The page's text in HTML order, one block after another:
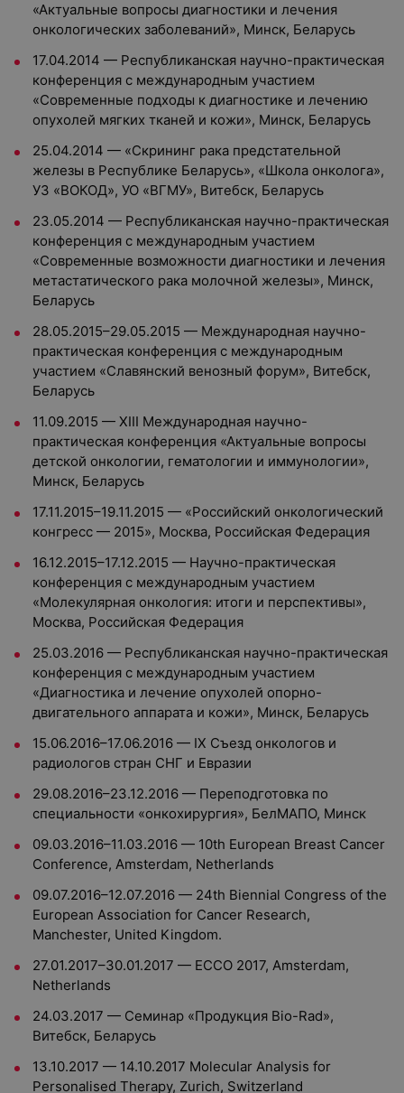
«Актуальные вопросы диагностики и лечения
онкологических заболеваний», Минск, Беларусь
17.04.2014 — Республиканская научно-практическая
конференция с международным участием
«Современные подходы к диагностике и лечению
опухолей мягких тканей и кожи», Минск, Беларусь
25.04.2014 — «Скрининг рака предстательной
железы в Республике Беларусь», «Школа онколога»,
УЗ «ВОКОД», УО «ВГМУ», Витебск, Беларусь
23.05.2014 — Республиканская научно-практическая
конференция с международным участием
«Современные возможности диагностики и лечения
метастатического рака молочной железы», Минск,
Беларусь
28.05.2015–29.05.2015 — Международная научно-
практическая конференция с международным
участием «Славянский венозный форум», Витебск,
Беларусь
11.09.2015 — XIII Международная научно-
практическая конференция «Актуальные вопросы
детской онкологии, гематологии и иммунологии»,
Минск, Беларусь
17.11.2015–19.11.2015 — «Российский онкологический
конгресс — 2015», Москва, Российская Федерация
16.12.2015–17.12.2015 — Научно-практическая
конференция с международным участием
«Молекулярная онкология: итоги и перспективы»,
Москва, Российская Федерация
25.03.2016 — Республиканская научно-практическая
конференция с международным участием
«Диагностика и лечение опухолей опорно-
двигательного аппарата и кожи», Минск, Беларусь
15.06.2016–17.06.2016 — IX Съезд онкологов и
радиологов стран СНГ и Евразии
29.08.2016–23.12.2016 — Переподготовка по
специальности «онкохирургия», БелМАПО, Минск
09.03.2016–11.03.2016 — 10th European Breast Cancer
Conference, Amsterdam, Netherlands
09.07.2016–12.07.2016 — 24th Biennial Congress of the
European Association for Cancer Research,
Manchester, United Kingdom.
27.01.2017–30.01.2017 — ECCO 2017, Amsterdam,
Netherlands
24.03.2017 — Семинар «Продукция Bio-Rad»,
Витебск, Беларусь
13.10.2017 — 14.10.2017 Molecular Analysis for
Personalised Therapy, Zurich, Switzerland